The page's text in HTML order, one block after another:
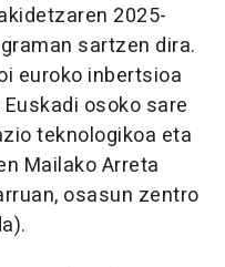
2025-
sartzen dira.
euroko inbertsioa
osoko sare
teknologikoa eta
Mailako Arreta
osasun zentro